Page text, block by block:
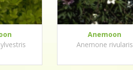
Anemoon
Anemone rivularis